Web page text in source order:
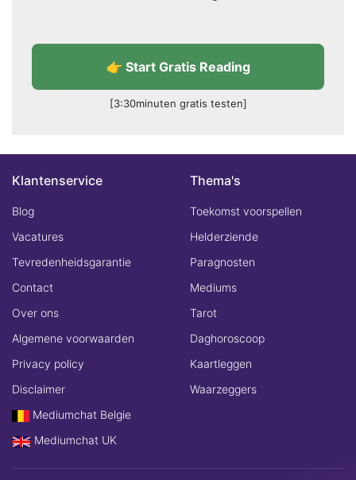
👉 Start Gratis Reading
[3:30minuten gratis testen]
Klantenservice
Blog
Vacatures
Tevredenheidsgarantie
Contact
Over ons
Algemene voorwaarden
Privacy policy
Disclaimer
Mediumchat Belgie
Mediumchat UK
Thema's
Toekomst voorspellen
Helderziende
Paragnosten
Mediums
Tarot
Daghoroscoop
Kaartleggen
Waarzeggers